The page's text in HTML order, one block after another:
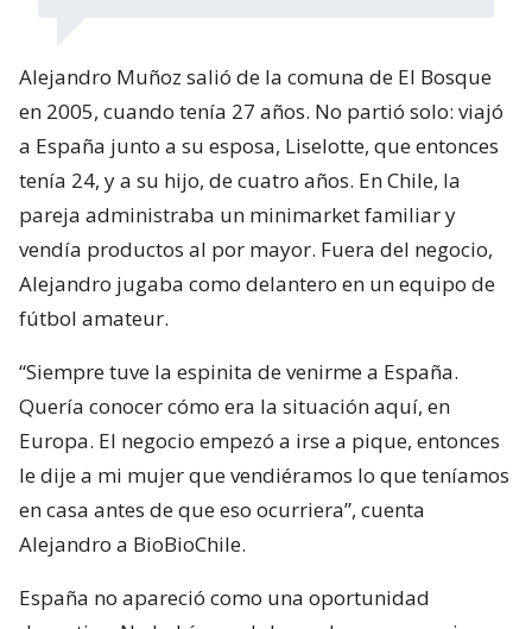
Alejandro Muñoz salió de la comuna de El Bosque
en 2005, cuando tenía 27 años. No partió solo: viajó
a España junto a su esposa, Liselotte, que entonces
tenía 24, y a su hijo, de cuatro años. En Chile, la
pareja administraba un minimarket familiar y
vendía productos al por mayor. Fuera del negocio,
Alejandro jugaba como delantero en un equipo de
fútbol amateur.
“Siempre tuve la espinita de venirme a España.
Quería conocer cómo era la situación aquí, en
Europa. El negocio empezó a irse a pique, entonces
le dije a mi mujer que vendiéramos lo que teníamos
en casa antes de que eso ocurriera”, cuenta
Alejandro a BioBioChile.
España no apareció como una oportunidad